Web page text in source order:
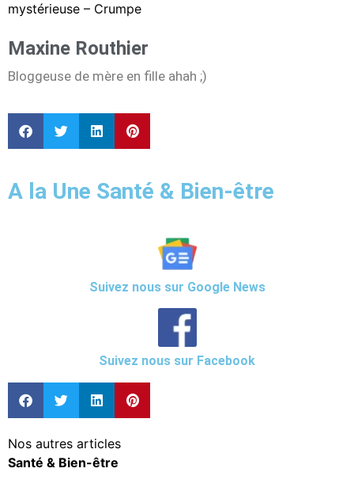
mystérieuse – Crumpe
Maxine Routhier
Bloggeuse de mère en fille ahah ;)
A la Une Santé & Bien-être
Suivez nous sur Google News
Suivez nous sur Facebook
Nos autres articles
Santé & Bien-être